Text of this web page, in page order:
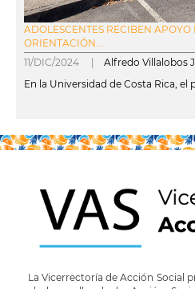
ADOLESCENTES RECIBEN APOYO
ORIENTACIÓN...
11/DIC/2024 | Alfredo Villalobos
En la Universidad de Costa Rica, el
La Vicerrectoría de Acción Social